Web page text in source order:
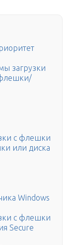
загрузки
флешки/
с флешки
или диска
Windows
с флешки
Secure